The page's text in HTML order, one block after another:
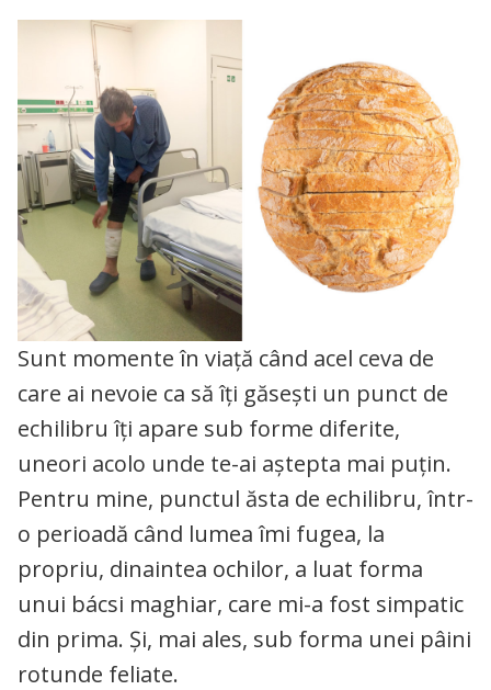
Sunt momente în viață când acel ceva de
care ai nevoie ca să îți găsești un punct de
echilibru îți apare sub forme diferite,
uneori acolo unde te-ai aștepta mai puțin.
Pentru mine, punctul ăsta de echilibru, într-
o perioadă când lumea îmi fugea, la
propriu, dinaintea ochilor, a luat forma
unui bácsi maghiar, care mi-a fost simpatic
din prima. Și, mai ales, sub forma unei pâini
rotunde feliate.